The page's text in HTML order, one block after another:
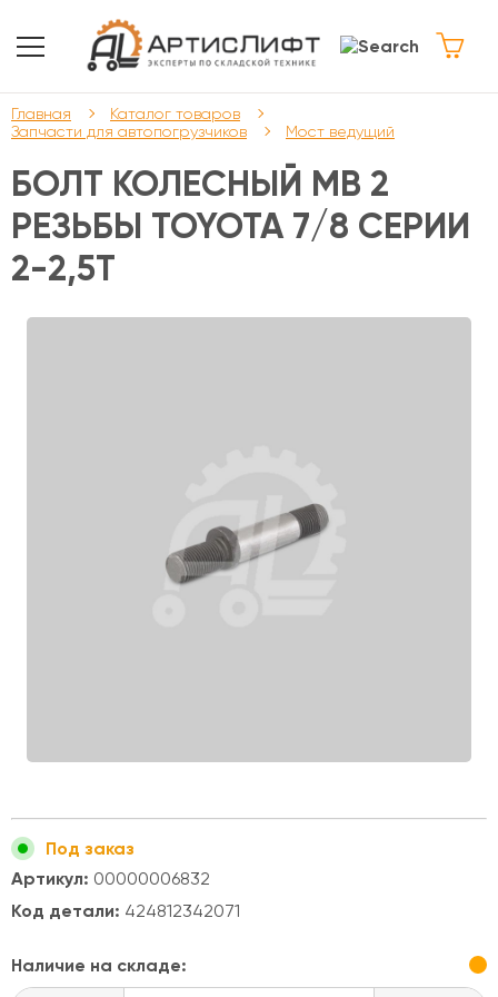
Главная
Каталог товаров
Запчасти для автопогрузчиков
Мост ведущий
БОЛТ КОЛЕСНЫЙ МВ 2
РЕЗЬБЫ TOYOTA 7/8 СЕРИИ
2-2,5Т
Под заказ
Артикул: 00000006832
Код детали: 424812342071
Наличие на складе: